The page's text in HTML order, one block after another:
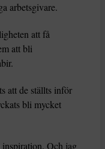
arbetsgivare.
att få
att bli
att de ställts inför
bli mycket
inspiration. Och jag